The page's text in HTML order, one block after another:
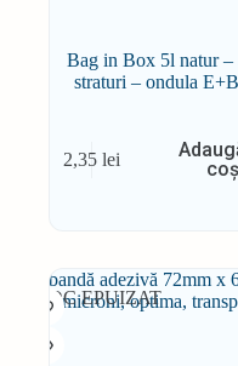
Bag in Box 5l natur –
straturi – ondula E+B
2,35 lei
coș
STOC EPUIZAT